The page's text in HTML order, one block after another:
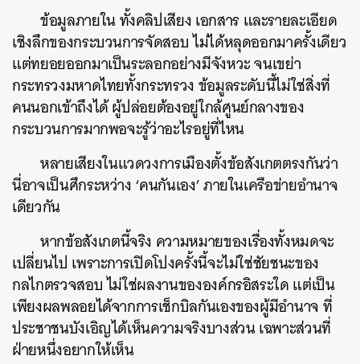
ข้อมูลภายใน ทั้งคลิปเสียง เอกสาร และรายละเอียด
เชิงลึกของกระบวนการจัดสอบ ไม่ได้หลุดออกมาครั้งเดียว
แต่ทยอยออกมาเป็นระลอกอย่างมีจังหวะ จนเขย่า
กระทรวงมหาดไทยทั้งกระทรวง ข้อมูลระดับนี้ไม่ใช่สิ่งที่
คนนอกเข้าถึงได้ ผู้ปล่อยต้องอยู่ใกล้ศูนย์กลางของ
กระบวนการมากพอจะรู้ว่าอะไรอยู่ที่ไหน
หลายเสียงในแวดวงการเมืองตั้งข้อสังเกตตรงกันว่า
นี่อาจเป็นศึกระหว่าง ‘คนกันเอง’ ภายในเครือข่ายอำนาจ
เดียวกัน
หากข้อสังเกตนี้จริง ความหมายของเรื่องทั้งหมดจะ
เปลี่ยนไป เพราะการเปิดโปงครั้งนี้จะไม่ใช่ชัยชนะของ
กลไกตรวจสอบ ไม่ใช่ผลงานขององค์กรอิสระใด แต่เป็น
เพียงผลพลอยได้จากการเช็กบิลกันเองของผู้มีอำนาจ ที่
ประชาชนบังเอิญได้เห็นความจริงบางส่วน เฉพาะส่วนที่
ฝ่ายหนึ่งอยากให้เห็น